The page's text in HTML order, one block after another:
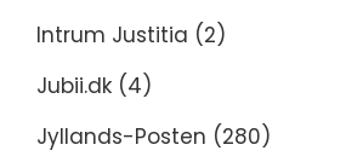
Intrum Justitia (2)
Jubii.dk (4)
Jyllands-Posten (280)